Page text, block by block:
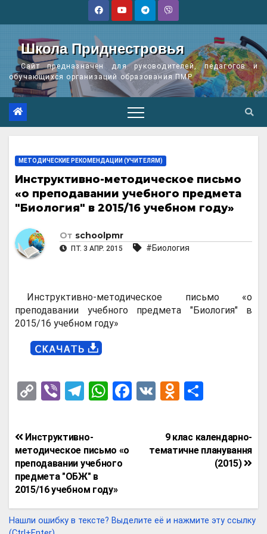
Школа Приднестровья
Сайт предназначен для руководителей, педагогов и
обучающихся организаций образования ПМР
МЕТОДИЧЕСКИЕ РЕКОМЕНДАЦИИ (УЧИТЕЛЯМ)
Инструктивно-методическое письмо
«о преподавании учебного предмета
"Биология" в 2015/16 учебном году»
От schoolpmr
ПТ. 3 АПР. 2015 #Биология
Инструктивно-методическое письмо «о
преподавании учебного предмета "Биология" в
2015/16 учебном году»
C
py
Li
n
k
Vi
er
T
e
gr
a
m
W
s
A
p
p
F
k
V
O
n
o
ss
ni
п
р
и
т
Навигация
по
записям
9 клас календарно-
тематичне планування
(2015)
Инструктивно-
методическое письмо «о
преподавании учебного
предмета "ОБЖ" в
2015/16 учебном году»
Нашли ошибку в тексте? Выделите её и нажмите эту ссылку